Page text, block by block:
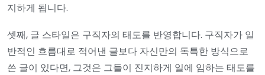
지하게 됩니다.
셋째, 글 스타일은 구직자의 태도를 반영합니다. 구직자가 일
반적인 흐름대로 적어낸 글보다 자신만의 독특한 방식으로
쓴 글이 있다면, 그것은 그들이 진지하게 일에 임하는 태도를